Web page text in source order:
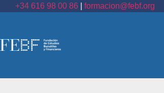
+34 616 98 00 86 formacion@febf.org